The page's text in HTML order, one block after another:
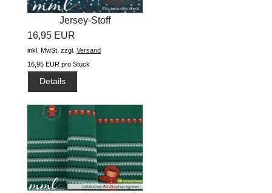
Jersey-Stoff
"Mausebacke...
16,95 EUR
inkl. MwSt. zzgl. Versand
16,95 EUR pro Stück
Details